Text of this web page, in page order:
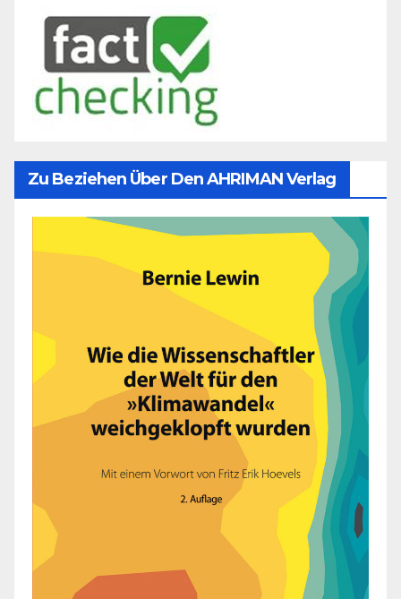
Zu Beziehen Über Den AHRIMAN Verlag